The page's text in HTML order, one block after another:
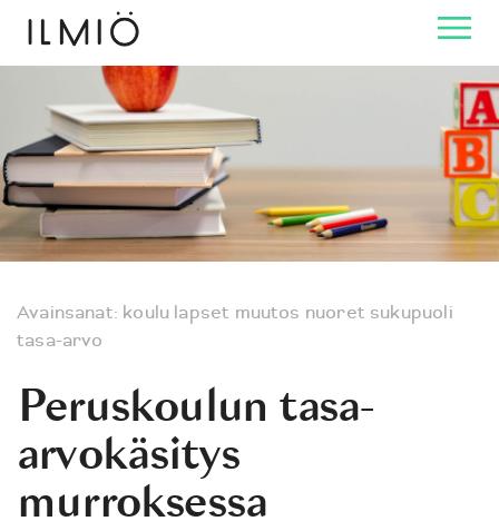
Avainsanat: koulu lapset muutos nuoret sukupuoli
tasa-arvo
Peruskoulun tasa-
arvokäsitys
murroksessa